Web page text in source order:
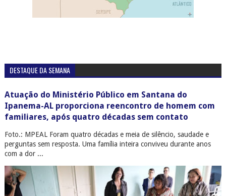
DESTAQUE DA SEMANA
Atuação do Ministério Público em Santana do
Ipanema-AL proporciona reencontro de homem com
familiares, após quatro décadas sem contato
Foto.: MPEAL Foram quatro décadas e meia de silêncio, saudade e
perguntas sem resposta. Uma família inteira conviveu durante anos
com a dor ...